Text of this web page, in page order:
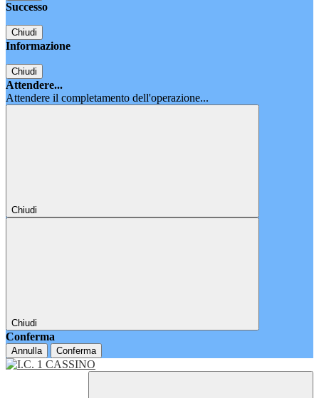
Successo
Chiudi
Informazione
Chiudi
Attendere...
Attendere il completamento dell'operazione...
Chiudi
Chiudi
Conferma
Annulla Conferma